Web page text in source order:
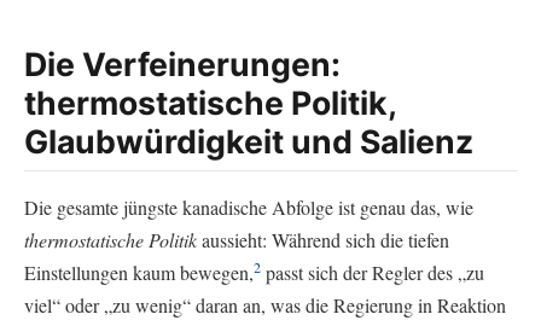
Die Verfeinerungen:
thermostatische Politik,
Glaubwürdigkeit und Salienz
Die gesamte jüngste kanadische Abfolge ist genau das, wie
thermostatische Politikaussieht: Während sich die tiefen
Einstellungen kaum bewegen,2 passt sich der Regler des „zu
viel“ oder „zu wenig“ daran an, was die Regierung in Reaktion